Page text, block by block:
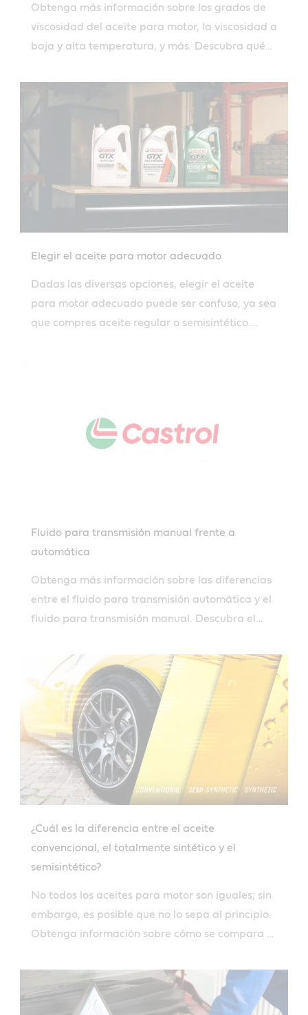
Obtenga más información sobre los grados de
viscosidad del aceite para motor, la viscosidad a
baja y alta temperatura, y más. Descubra qué
vehículo.
Elegir el aceite para motor adecuado
Dadas las diversas opciones, elegir el aceite
para motor adecuado puede ser confuso, ya sea
que compres aceite regular o semisintético.
Fluido para transmisión manual frente a
automática
Obtenga más información sobre las diferencias
entre el fluido para transmisión automática y el
fluido para transmisión manual. Descubra el
su vehículo.
¿Cuál es la diferencia entre el aceite
convencional, el totalmente sintético y el
semisintético?
No todos los aceites para motor son iguales; sin
embargo, es posible que no lo sepa al principio.
Obtenga información sobre cómo se compara el
aceite para motor con las mezclas
convencionales y semisintéticas.